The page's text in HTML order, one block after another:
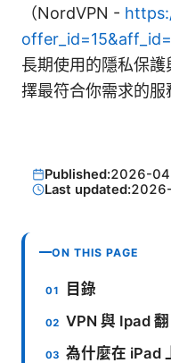
（NordVPN -
長期使用的隱私保
擇最符合你需求的服
Published:2026-
Last updated:
ON THIS PAGE
目錄
VPN 與 Ipad
為什麼在 iPad